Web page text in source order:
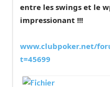
entre les swings et le
impressionant !!!
www.clubpoker.net/
t=45699